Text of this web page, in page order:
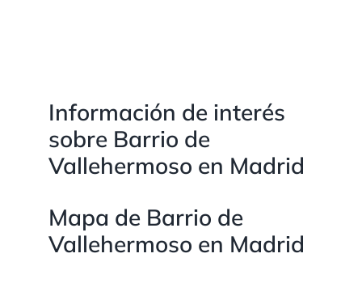
Información de interés
sobre Barrio de
Vallehermoso en Madrid
Mapa de Barrio de
Vallehermoso en Madrid